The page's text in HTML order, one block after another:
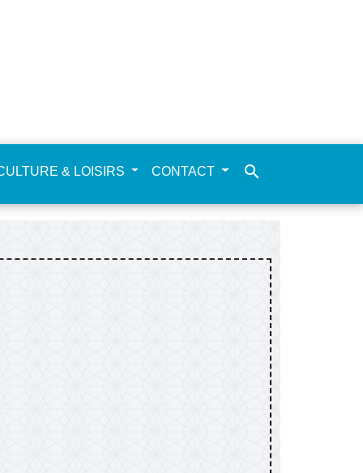
& LOISIRS CONTACT search